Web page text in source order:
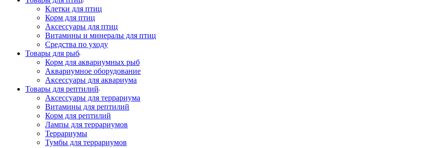
Клетки для птиц
Корм для птиц
Аксессуары для птиц
Витамины и минералы для птиц
Средства по уходу
Товары для рыб
Корм для аквариумных рыб
Аквариумное оборудование
Аксессуары для аквариума
Товары для рептилий
Аксессуары для террариума
Витамины для рептилий
Корм для рептилий
Лампы для террариумов
Террариумы
Тумбы для террариумов